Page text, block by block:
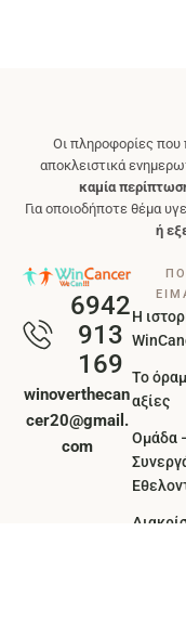
Οι πληροφορίες που
αποκλειστικά
καμία
Για οποιοδήποτε θέμα
ή
6942
913
169
winoverthecan
cer20@gmail.
com
Η
Το
αξίες
Ομάδα